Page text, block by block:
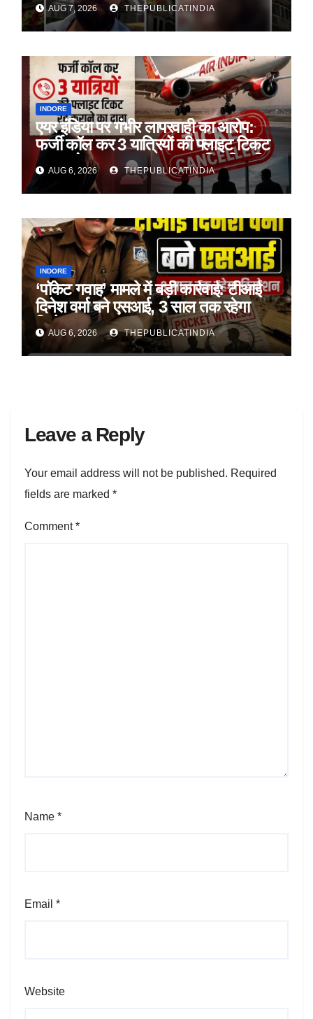
लिएAUG 7, 2026 THEPUBLICATINDIA
INDORE
एयर इंडिया पर गंभीर लापरवाही का आरोप:
फर्जी कॉल कर 3 यात्रियों की फ्लाइट टिकट
रद्द कराने का दावा, पहचान सत्यापित किए बिना
हुई कार्रवाई
AUG 6, 2026 THEPUBLICATINDIA
INDORE
‘पॉकेट गवाह’ मामले में बड़ी कार्रवाई: टीआई
दिनेश वर्मा बने एसआई, 3 साल तक रहेगा
डिमोशन
AUG 6, 2026 THEPUBLICATINDIA
Leave a Reply
Your email address will not be published. Required
fields are marked *
Comment*
Name *
Email *
Website